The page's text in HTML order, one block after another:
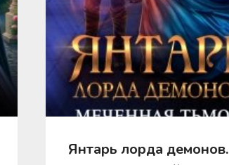
Янтарь лорда демонов.